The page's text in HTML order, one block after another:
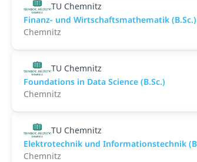
TU Chemnitz
Finanz- und Wirtschaftsmathematik (B.Sc.)
Chemnitz
TU Chemnitz
Foundations in Data Science (B.Sc.)
Chemnitz
TU Chemnitz
Elektrotechnik und Informationstechnik
Chemnitz